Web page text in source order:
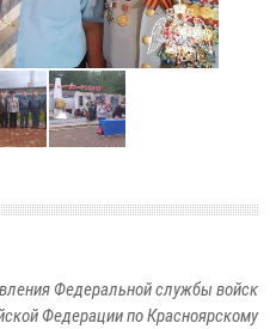
Федеральной службы войск
Федерации по Красноярскому